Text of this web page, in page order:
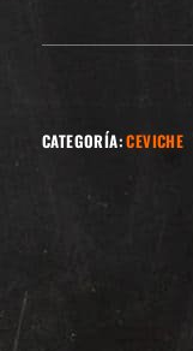
CATEGORÍA:CEVICHE